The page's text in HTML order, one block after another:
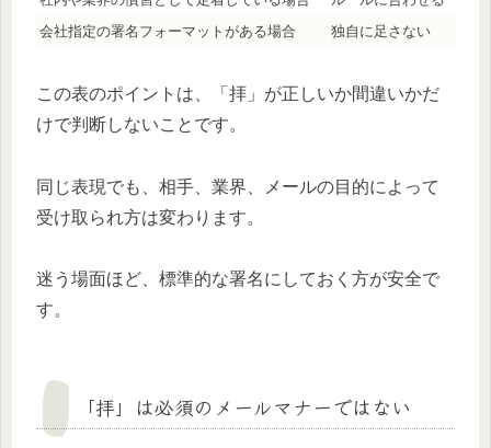
会社指定の署名フォーマットがある場合
独自に足さない
この表のポイントは、「拝」が正しいか間違いかだ
けで判断しないことです。
同じ表現でも、相手、業界、メールの目的によって
受け取られ方は変わります。
迷う場面ほど、標準的な署名にしておく方が安全で
す。
「拝」は必須のメールマナーではない